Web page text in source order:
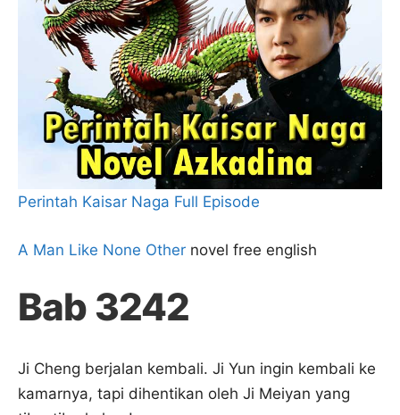
Perintah Kaisar Naga Full Episode
A Man Like None Other novel free english
Bab 3242
Ji Cheng berjalan kembali. Ji Yun ingin kembali ke
kamarnya, tapi dihentikan oleh Ji Meiyan yang